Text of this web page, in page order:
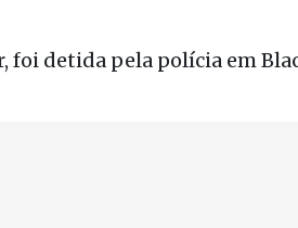
foi detida pela polícia em